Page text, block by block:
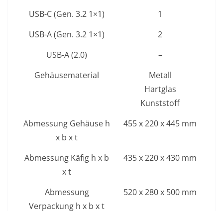
USB-C (Gen. 3.2 1×1)
1
USB-A (Gen. 3.2 1×1)
2
USB-A (2.0)
–
Gehäusematerial
Metall
Hartglas
Kunststoff
Abmessung Gehäuse h
x b x t
455 x 220 x 445 mm
Abmessung Käfig h x b
x t
435 x 220 x 430 mm
Abmessung
Verpackung h x b x t
520 x 280 x 500 mm